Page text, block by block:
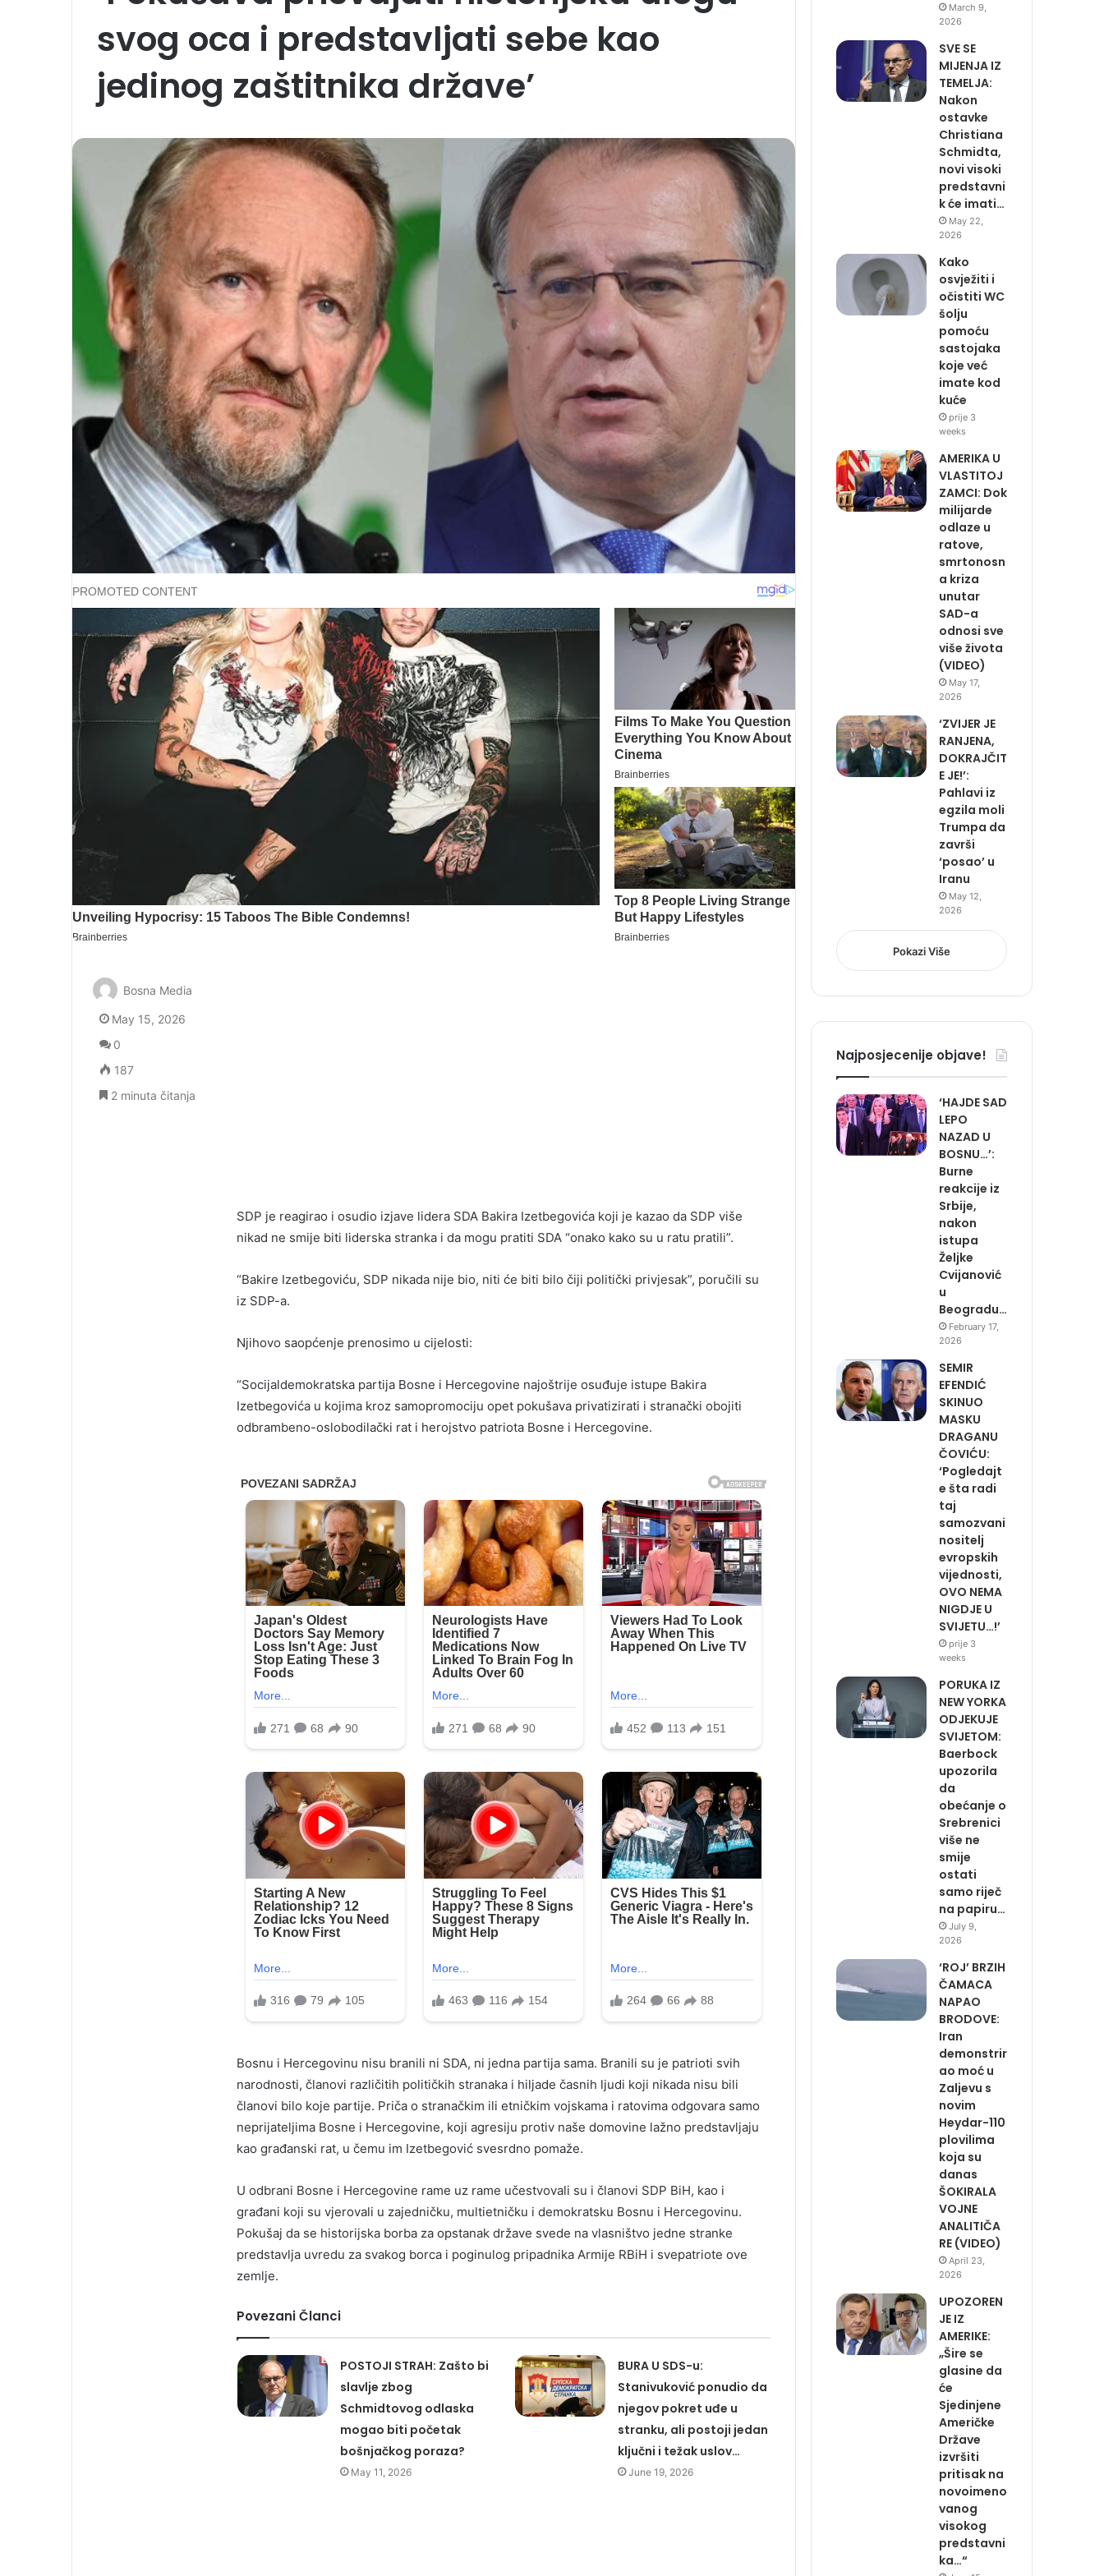
svog oca i predstavljati sebe kao
jedinog zaštitnika države’
SDP je reagirao i osudio izjave lidera SDA Bakira Izetbegovića koji je kazao da SDP više
nikad ne smije biti liderska stranka i da mogu pratiti SDA “onako kako su u ratu pratili”.
“Bakire Izetbegoviću, SDP nikada nije bio, niti će biti bilo čiji politički privjesak”, poručili su
iz SDP-a.
Njihovo saopćenje prenosimo u cijelosti:
“Socijaldemokratska partija Bosne i Hercegovine najoštrije osuđuje istupe Bakira
Izetbegovića u kojima kroz samopromociju opet pokušava privatizirati i stranački obojiti
odbrambeno-oslobodilački rat i herojstvo patriota Bosne i Hercegovine.
Bosnu i Hercegovinu nisu branili ni SDA, ni jedna partija sama. Branili su je patrioti svih
narodnosti, članovi različitih političkih stranaka i hiljade časnih ljudi koji nikada nisu bili
članovi bilo koje partije. Priča o stranačkim ili etničkim vojskama i ratovima odgovara samo
neprijateljima Bosne i Hercegovine, koji agresiju protiv naše domovine lažno predstavljaju
kao građanski rat, u čemu im Izetbegović svesrdno pomaže.
U odbrani Bosne i Hercegovine rame uz rame učestvovali su i članovi SDP BiH, kao i
građani koji su vjerovali u zajedničku, multietničku i demokratsku Bosnu i Hercegovinu.
Pokušaj da se historijska borba za opstanak države svede na vlasništvo jedne stranke
predstavlja uvredu za svakog borca i poginulog pripadnika Armije RBiH i svepatriote ove
zemlje.
Povezani Članci
POSTOJI STRAH: Zašto bi
slavlje zbog
Schmidtovog odlaska
mogao biti početak
bošnjačkog poraza?
May 11, 2026
BURA U SDS-u:
Stanivuković ponudio da
njegov pokret uđe u
stranku, ali postoji jedan
ključni i težak uslov…
June 19, 2026
Bosna Media
May 15, 2026
0
187
2 minuta čitanja
March 9,
2026
SVE SE
MIJENJA IZ
TEMELJA:
Nakon
ostavke
Christiana
Schmidta,
novi visoki
predstavni
k će imati…
May 22,
2026
Kako
osvježiti i
očistiti WC
šolju
pomoću
sastojaka
koje već
imate kod
kuće
prije 3
weeks
AMERIKA U
VLASTITOJ
ZAMCI: Dok
milijarde
odlaze u
ratove,
smrtonosn
a kriza
unutar
SAD-a
odnosi sve
više života
(VIDEO)
May 17,
2026
‘ZVIJER JE
RANJENA,
DOKRAJČIT
E JE!’:
Pahlavi iz
egzila moli
Trumpa da
završi
‘posao’ u
Iranu
May 12,
2026
Pokazi Više
Najposjecenije objave!
‘HAJDE SAD
LEPO
NAZAD U
BOSNU…’:
Burne
reakcije iz
Srbije,
nakon
istupa
Željke
Cvijanović
u
Beogradu…
February 17,
2026
SEMIR
EFENDIĆ
SKINUO
MASKU
DRAGANU
ČOVIĆU:
‘Pogledajt
e šta radi
taj
samozvani
nositelj
evropskih
vijednosti,
OVO NEMA
NIGDJE U
SVIJETU…!’
prije 3
weeks
PORUKA IZ
NEW YORKA
ODJEKUJE
SVIJETOM:
Baerbock
upozorila
da
obećanje o
Srebrenici
više ne
smije
ostati
samo riječ
na papiru…
July 9,
2026
‘ROJ’ BRZIH
ČAMACA
NAPAO
BRODOVE:
Iran
demonstrir
ao moć u
Zaljevu s
novim
Heydar-110
plovilima
koja su
danas
ŠOKIRALA
VOJNE
ANALITIČA
RE (VIDEO)
April 23,
2026
UPOZOREN
JE IZ
AMERIKE:
„Šire se
glasine da
će
Sjedinjene
Američke
Države
izvršiti
pritisak na
novoimeno
vanog
visokog
predstavni
ka…“